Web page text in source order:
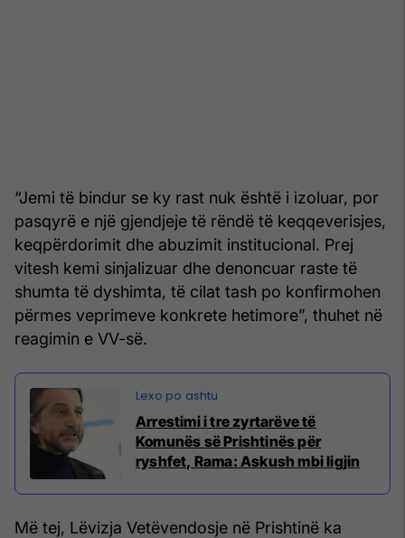
“Jemi të bindur se ky rast nuk është i izoluar, por
pasqyrë e një gjendjeje të rëndë të keqqeverisjes,
keqpërdorimit dhe abuzimit institucional. Prej
vitesh kemi sinjalizuar dhe denoncuar raste të
shumta të dyshimta, të cilat tash po konfirmohen
përmes veprimeve konkrete hetimore”, thuhet në
reagimin e VV-së.
Arrestimi i tre zyrtarëve të
Komunës së Prishtinës për
ryshfet, Rama: Askush mbi ligjin
Më tej, Lëvizja Vetëvendosje në Prishtinë ka